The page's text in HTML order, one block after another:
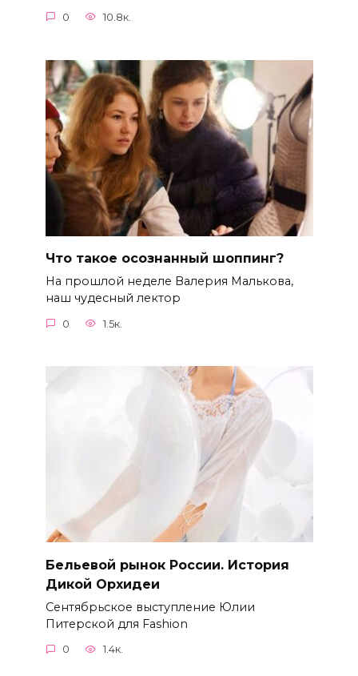
0 10.8к.
Что такое осознанный шоппинг?
На прошлой неделе Валерия Малькова,
наш чудесный лектор
0 1.5к.
Бельевой рынок России. История
Дикой Орхидеи
Сентябрьское выступление Юлии
Питерской для Fashion
0 1.4к.